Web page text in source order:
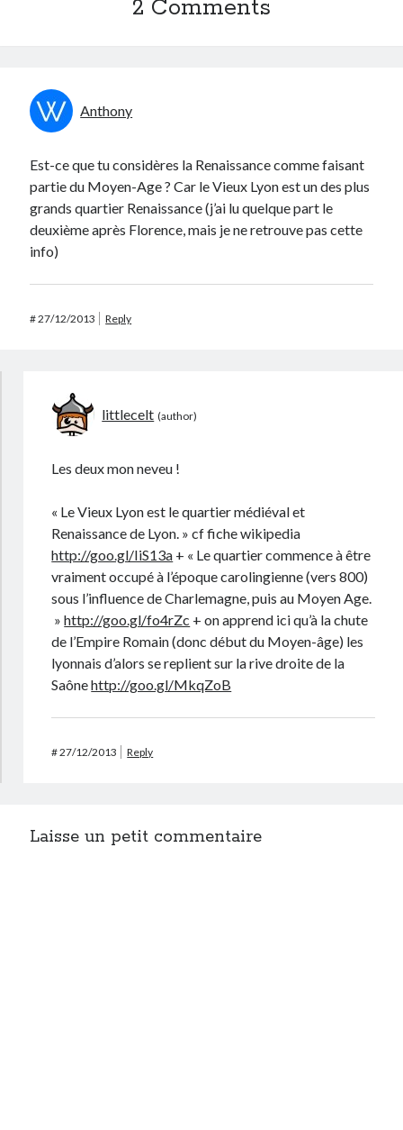
2 Comments
Anthony
Est-ce que tu considères la Renaissance comme faisant
partie du Moyen-Age ? Car le Vieux Lyon est un des plus
grands quartier Renaissance (j’ai lu quelque part le
deuxième après Florence, mais je ne retrouve pas cette
info)
#27/12/2013 Reply
littlecelt
Les deux mon neveu !
« Le Vieux Lyon est le quartier médiéval et
Renaissance de Lyon. » cf fiche wikipedia
http://goo.gl/IiS13a + « Le quartier commence à être
vraiment occupé à l’époque carolingienne (vers 800)
sous l’influence de Charlemagne, puis au Moyen Age.
»http://goo.gl/fo4rZc + on apprend ici qu’à la chute
de l’Empire Romain (donc début du Moyen-âge) les
lyonnais d’alors se replient sur la rive droite de la
Saônehttp://goo.gl/MkqZoB
#27/12/2013 Reply
Laisse un petit commentaire